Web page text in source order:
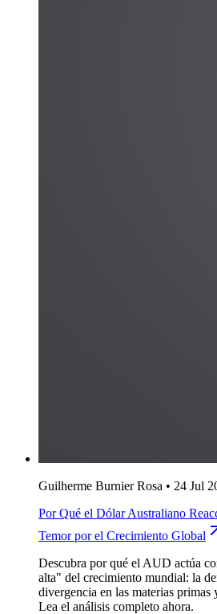
Guilherme Burnier Rosa • 24 Jul
Por Qué el Dólar Australiano
Temor por el Crecimiento Global
Descubra por qué el AUD actúa
alta" del crecimiento mundial: la
divergencia en las materias primas
Lea el análisis completo ahora.